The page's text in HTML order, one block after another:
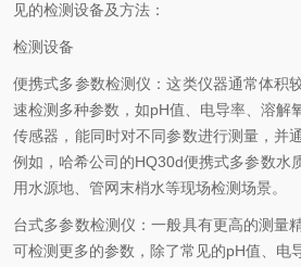
见的检测设备及方法：
检测设备
便携式多参数检测仪：这类仪器通常体积
速检测多种参数，如pH值、电导率、溶解
传感器，能同时对不同参数进行测量，并
例如，哈希公司的HQ30d便携式多参数水
用水源地、管网末梢水等现场检测场景。
台式多参数检测仪：一般具有更高的测量
可检测更多的参数，除了常见的pH值、电